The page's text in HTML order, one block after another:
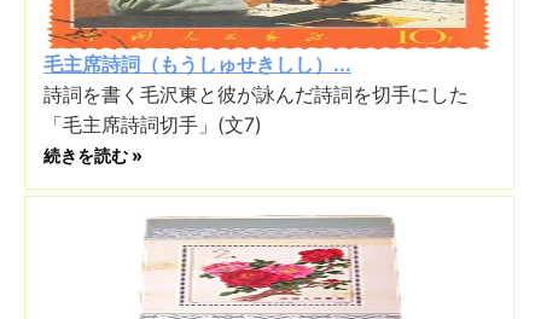
毛主席詩詞（もうしゅせきしし）...
詩詞を書く毛沢東と彼が詠んだ詩詞を切手にした
「毛主席詩詞切手」(文7)
続きを読む »